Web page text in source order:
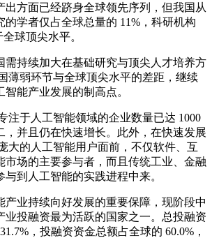
出方面已经跻身全球领先序列，但我国从
的学者仅占全球总量的 11%，科研机构
球顶尖水平。
持续加大在基础研究与顶尖人才培养方
薄弱环节与全球顶尖水平的差距，继续
能产业发展的制高点。
于人工智能领域的企业数量已达 1000
，并且仍在快速增长。此外，在快速发展
大的人工智能用户面前，不仅软件、互
市场的主要参与者，而且传统工业、金融
到人工智能的实践进程中来。
业持续向好发展的重要保障，现阶段中
业投融资最为活跃的国家之一。总投融资
，投融资资金总额占全球的 60.0%，